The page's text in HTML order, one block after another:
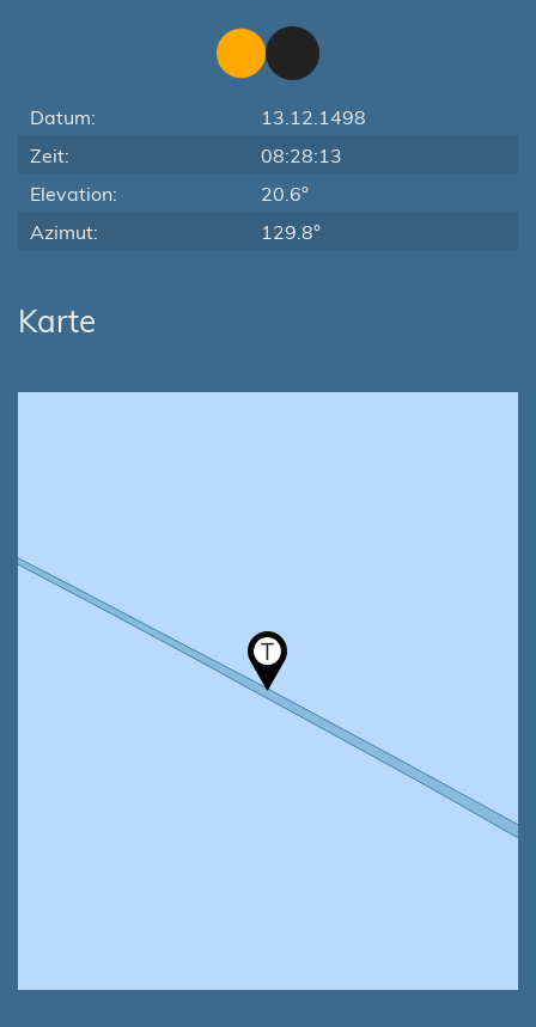
Datum:
13.12.1498
Zeit:
08:28:13
Elevation:
20.6°
Azimut:
129.8°
Karte